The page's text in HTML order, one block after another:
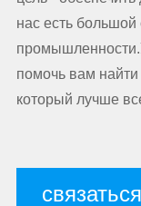
нас есть
помочь вам
который лучше